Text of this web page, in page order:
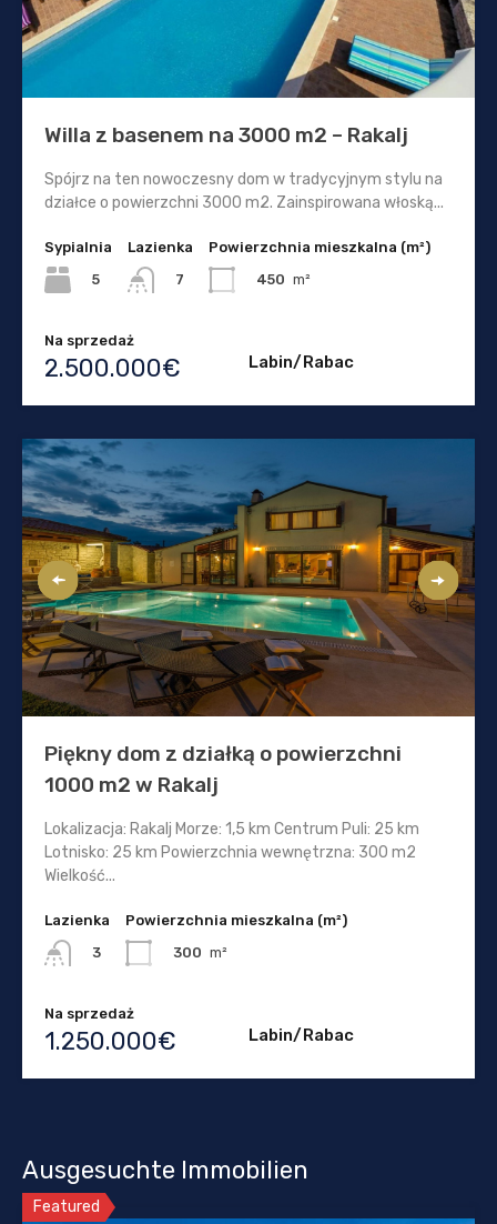
Willa z basenem na 3000 m2 – Rakalj
Spójrz na ten nowoczesny dom w tradycyjnym stylu na
działce o powierzchni 3000 m2. Zainspirowana włoską...
Sypialnia
5
Lazienka
7
Powierzchnia mieszkalna (m²)
450 m²
Na sprzedaż
2.500.000€ Labin/Rabac
Piękny dom z działką o powierzchni
1000 m2 w Rakalj
Lokalizacja: Rakalj Morze: 1,5 km Centrum Puli: 25 km
Lotnisko: 25 km Powierzchnia wewnętrzna: 300 m2
Wielkość...
Lazienka
3
Powierzchnia mieszkalna (m²)
300 m²
Na sprzedaż
1.250.000€ Labin/Rabac
Ausgesuchte Immobilien
Featured